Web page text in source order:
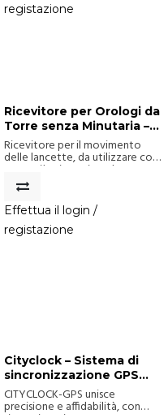
registazione
Ricevitore per Orologi da
Torre senza Minutaria –
Per Quadranti fino a 150
cm
Ricevitore per il movimento
delle lancette, da utilizzare con
una o più minuterie. Adatto per
quadranti fino a 150 cm di
diametro.
Effettua il login /
registazione
Cityclock – Sistema di
sincronizzazione GPS
con alimentazione a
batteria o 220V
CITYCLOCK-GPS unisce
precisione e affidabilità, con